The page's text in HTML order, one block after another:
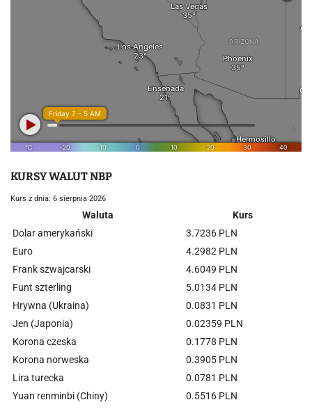
KURSY WALUT NBP
Kurs z dnia: 6 sierpnia 2026
Waluta
Kurs
Dolar amerykański
3.7236 PLN
Euro
4.2982 PLN
Frank szwajcarski
4.6049 PLN
Funt szterling
5.0134 PLN
Hrywna (Ukraina)
0.0831 PLN
Jen (Japonia)
0.02359 PLN
Korona czeska
0.1778 PLN
Korona norweska
0.3905 PLN
Lira turecka
0.0781 PLN
Yuan renminbi (Chiny)
0.5516 PLN